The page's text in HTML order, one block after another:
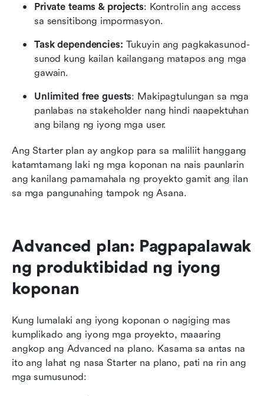
Private teams & projects: Kontrolin ang access
sa sensitibong impormasyon.
Task dependencies: Tukuyin ang pagkakasunod-
sunod kung kailan kailangang matapos ang mga
gawain.
Unlimited free guests: Makipagtulungan sa mga
panlabas na stakeholder nang hindi naapektuhan
ang bilang ng iyong mga user.
Ang Starter plan ay angkop para sa maliliit hanggang
katamtamang laki ng mga koponan na nais paunlarin
ang kanilang pamamahala ng proyekto gamit ang ilan
sa mga pangunahing tampok ng Asana.
Advanced plan: Pagpapalawak
ng produktibidad ng iyong
koponan
Kung lumalaki ang iyong koponan o nagiging mas
kumplikado ang iyong mga proyekto, maaaring
angkop ang Advanced na plano. Kasama sa antas na
ito ang lahat ng nasa Starter na plano, pati na rin ang
mga sumusunod: